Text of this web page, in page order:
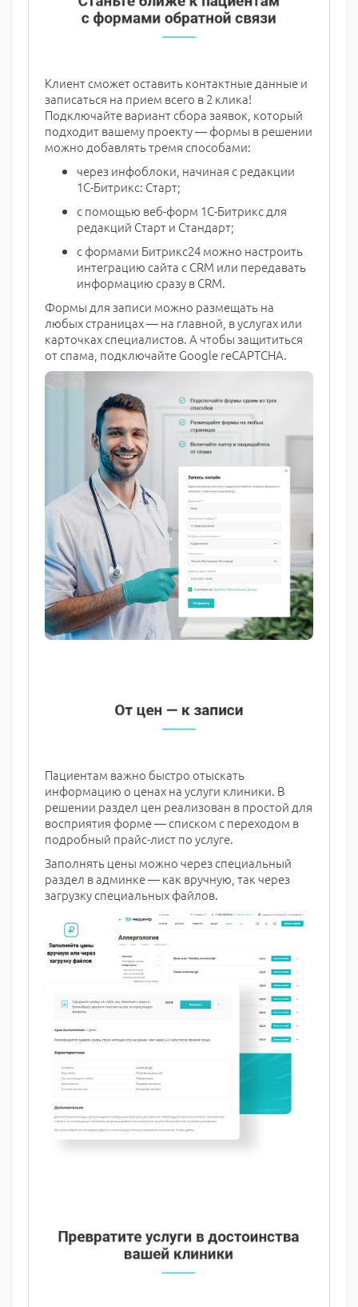
Клиент сможет оставить контактные данные и
записаться на прием всего в 2 клика!
Подключайте вариант сбора заявок, который
подходит вашему проекту — формы в решении
можно добавлять тремя способами:
через инфоблоки, начиная с редакции
1С-Битрикс: Старт;
с помощью веб-форм 1С-Битрикс для
редакций Старт и Стандарт;
с формами Битрикс24 можно настроить
интеграцию сайта с CRM или передавать
информацию сразу в CRM.
Формы для записи можно размещать на
любых страницах — на главной, в услугах или
карточках специалистов. А чтобы защититься
от спама, подключайте Google reCAPTCHA.
Пациентам важно быстро отыскать
информацию о ценах на услуги клиники. В
решении раздел цен реализован в простой для
восприятия форме — списком с переходом в
подробный прайс-лист по услуге.
Заполнять цены можно через специальный
раздел в админке — как вручную, так через
загрузку специальных файлов.